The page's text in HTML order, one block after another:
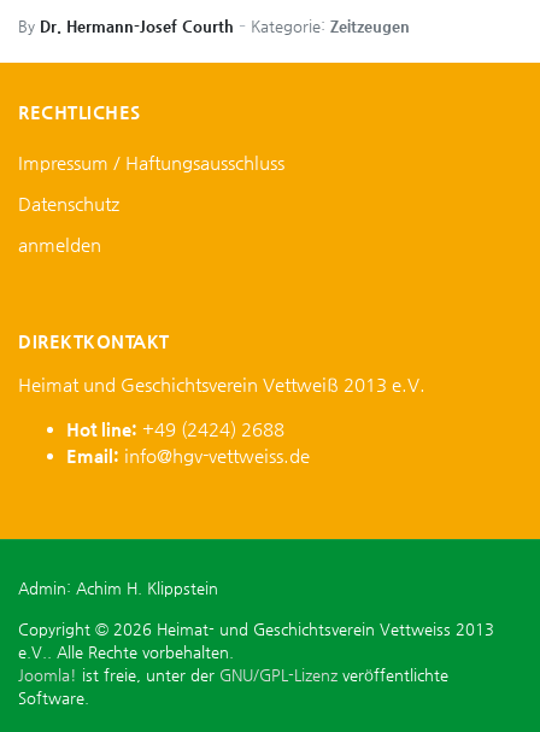
By Dr. Hermann-Josef Courth Kategorie: Zeitzeugen
RECHTLICHES
Impressum / Haftungsausschluss
Datenschutz
anmelden
DIREKTKONTAKT
Heimat und Geschichtsverein Vettweiß 2013 e.V.
Hot line: +49 (2424) 2688
Email: info@hgv-vettweiss.de
Admin: Achim H. Klippstein
Copyright © 2026 Heimat- und Geschichtsverein Vettweiss 2013
e.V.. Alle Rechte vorbehalten.
Joomla! ist freie, unter der GNU/GPL-Lizenz veröffentlichte
Software.